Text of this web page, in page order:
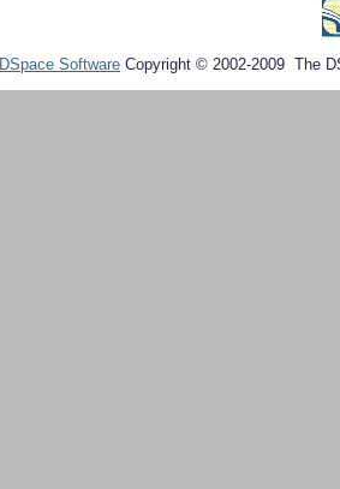
DSpace Software Copyright © 2002-2009 The